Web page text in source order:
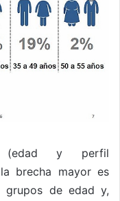
(edad y perfil
brecha mayor es
grupos de edad y,